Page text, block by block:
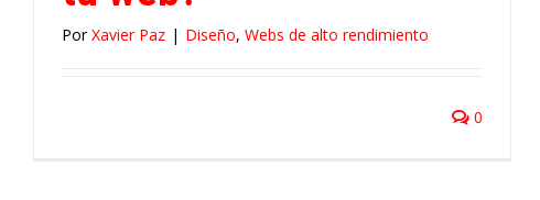
PorXavier Paz | Diseño, Webs de alto rendimiento
0